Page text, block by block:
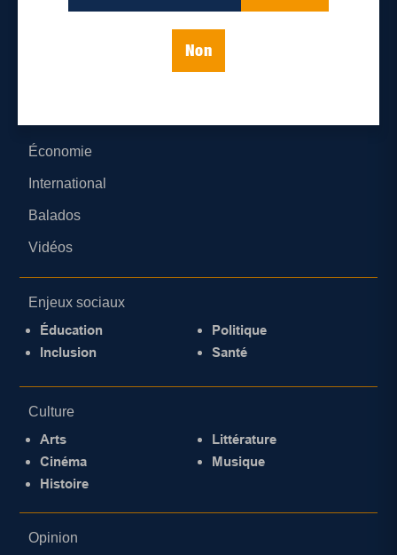
Non
Économie
International
Balados
Vidéos
Enjeux sociaux
Éducation
Inclusion
Politique
Santé
Culture
Arts
Cinéma
Histoire
Littérature
Musique
Opinion